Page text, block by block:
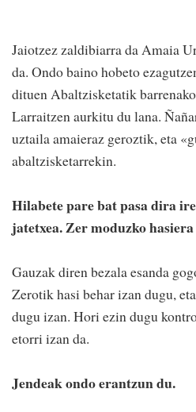
Jaiotzez zaldibiarra da Amaia
da. Ondo baino hobeto
dituen Abaltzisketatik
Larraitzen aurkitu du lana.
uztaila amaieraz geroztik, eta
abaltzisketarrekin.
Hilabete pare bat pasa dira
jatetxea. Zer moduzko
Gauzak diren bezala esanda
Zerotik hasi behar izan dugu,
dugu izan. Hori ezin dugu
etorri izan da.
Jendeak ondo erantzun du.